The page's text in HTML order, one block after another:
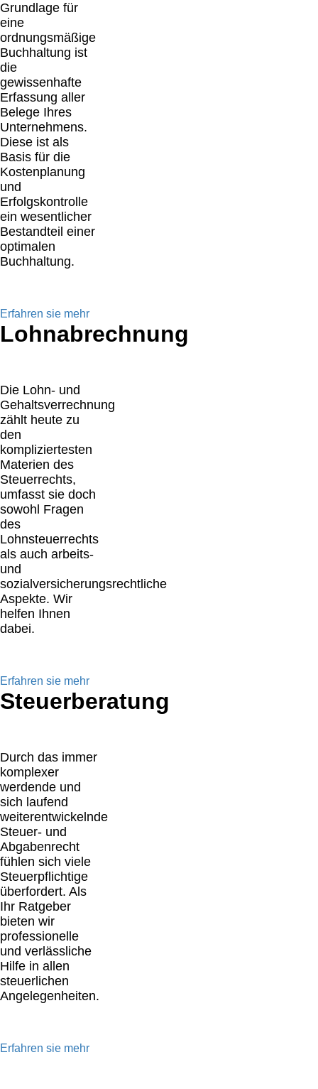
Grundlage für
eine
ordnungsmäßige
Buchhaltung ist
die
gewissenhafte
Erfassung aller
Belege Ihres
Unternehmens.
Diese ist als
Basis für die
Kostenplanung
und
Erfolgskontrolle
ein wesentlicher
Bestandteil einer
optimalen
Buchhaltung.
Erfahren sie mehr
Lohnabrechnung
Die Lohn- und
Gehaltsverrechnung
zählt heute zu
den
kompliziertesten
Materien des
Steuerrechts,
umfasst sie doch
sowohl Fragen
des
Lohnsteuerrechts
als auch arbeits-
und
sozialversicherungsrechtliche
Aspekte. Wir
helfen Ihnen
dabei.
Erfahren sie mehr
Steuerberatung
Durch das immer
komplexer
werdende und
sich laufend
weiterentwickelnde
Steuer- und
Abgabenrecht
fühlen sich viele
Steuerpflichtige
überfordert. Als
Ihr Ratgeber
bieten wir
professionelle
und verlässliche
Hilfe in allen
steuerlichen
Angelegenheiten.
Erfahren sie mehr